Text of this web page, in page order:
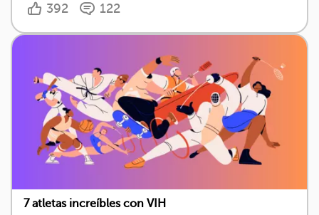
392 122
7 atletas increíbles con VIH